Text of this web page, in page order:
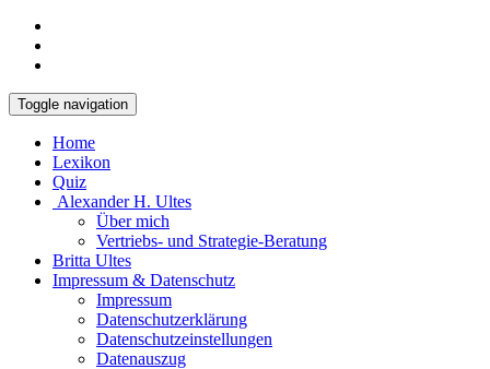
Toggle navigation
Home
Lexikon
Quiz
Alexander H. Ultes
Über mich
Vertriebs- und Strategie-Beratung
Britta Ultes
Impressum & Datenschutz
Impressum
Datenschutzerklärung
Datenschutzeinstellungen
Datenauszug